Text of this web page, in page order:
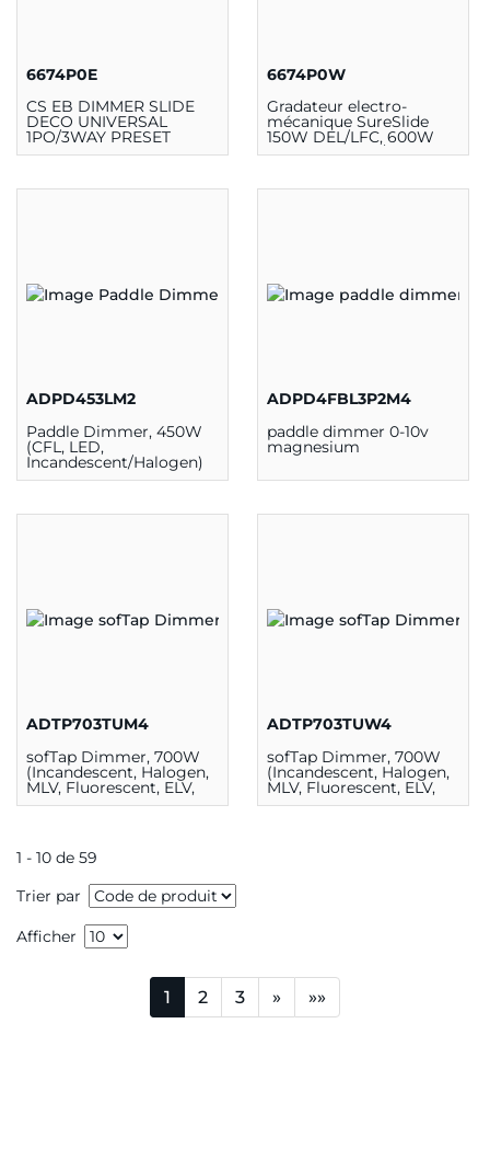
6674P0E
CS EB DIMMER SLIDE
DECO UNIVERSAL
1PO/3WAY PRESET
6674P0W
Gradateur electro-
mécanique SureSlide
150W DEL/LFC, 600W
incandescence/halogène,
ADPD453LM2
Paddle Dimmer, 450W
(CFL, LED,
Incandescent/Halogen)
Magésium
ADPD4FBL3P2M4
paddle dimmer 0-10v
magnesium
ADTP703TUM4
sofTap Dimmer, 700W
(Incandescent, Halogen,
MLV, Fluorescent, ELV,
CFL, LED) Magnésium
ADTP703TUW4
sofTap Dimmer, 700W
(Incandescent, Halogen,
MLV, Fluorescent, ELV,
CFL, LED) Blanc
1 - 10 de 59
Trier par
Afficher
1 2 3 » »»